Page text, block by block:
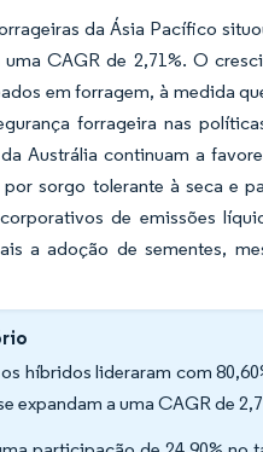
da Ásia Pacífico
CAGR de 2,71%. O
em forragem, à medida
forrageira nas
Austrália continuam a
sorgo tolerante à seca e
de emissões
a adoção de sementes,
híbridos lideraram com
expandam a uma CAGR de